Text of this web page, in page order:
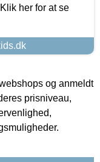
her for at se
og anmeldt
prisniveau,